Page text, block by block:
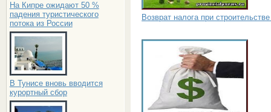
На Кипре ожидают 50 %
падения туристического
потока из России
В Тунисе вновь вводится
курортный сбор
Возврат налога при